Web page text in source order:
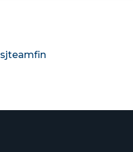
sjteamfin